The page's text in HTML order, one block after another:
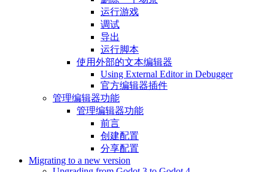
运行游戏
调试
导出
运行脚本
使用外部的文本编辑器
Using External Editor in Debugger
官方编辑器插件
管理编辑器功能
管理编辑器功能
前言
创建配置
分享配置
Migrating to a new version